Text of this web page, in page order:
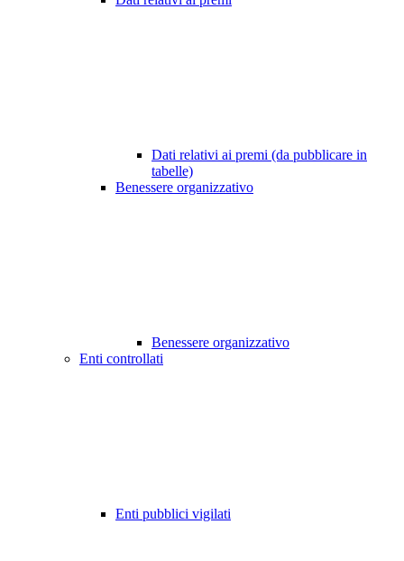
Dati relativi ai premi (da pubblicare in
tabelle)
Benessere organizzativo
Benessere organizzativo
Enti controllati
Enti pubblici vigilati